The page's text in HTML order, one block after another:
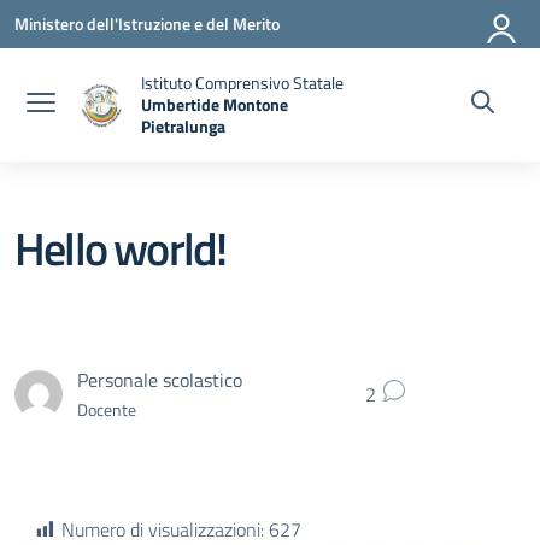
Vai ai contenuti
Vai al menu di navigazione
Vai al footer
Ministero dell'Istruzione e del Merito
Istituto Comprensivo Statale
Umbertide Montone
Pietralunga
Hello world!
Personale scolastico
Docente 2
Numero di visualizzazioni:627